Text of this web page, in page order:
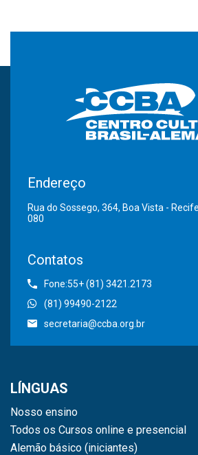
Endereço
Rua do Sossego, 364, Boa Vista -
080
Contatos
Fone:55+ (81) 3421.2173
(81) 99490-2122
secretaria@ccba.org.br
LÍNGUAS
Nosso ensino
Todos os Cursos online e presencial
Alemão básico (iniciantes)